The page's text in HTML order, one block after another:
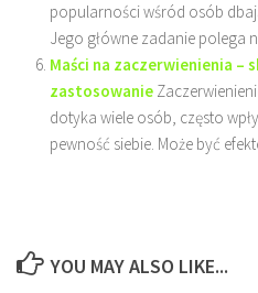
popularności wśród osób
Jego główne zadanie polega
Maści na zaczerwienienia –
zastosowanie
dotyka wiele osób, często
pewność siebie. Może być
YOU MAY ALSO LIKE...